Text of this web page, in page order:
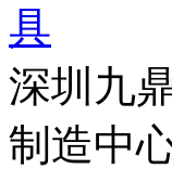
深圳
制造中